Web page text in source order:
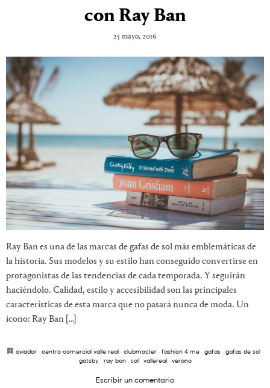
con Ray Ban
25 mayo, 2016
Ray Ban es una de las marcas de gafas de sol más emblemáticas de
la historia. Sus modelos y su estilo han conseguido convertirse en
protagonistas de las tendencias de cada temporada. Y seguirán
haciéndolo. Calidad, estilo y accesibilidad son las principales
características de esta marca que no pasará nunca de moda. Un
icono: Ray Ban […]
aviador · centro comercial valle real · clubmaster · fashion 4 me · gafas · gafas de sol ·
gatsby· ray ban· sol· vallereal· verano
Escribir un comentario